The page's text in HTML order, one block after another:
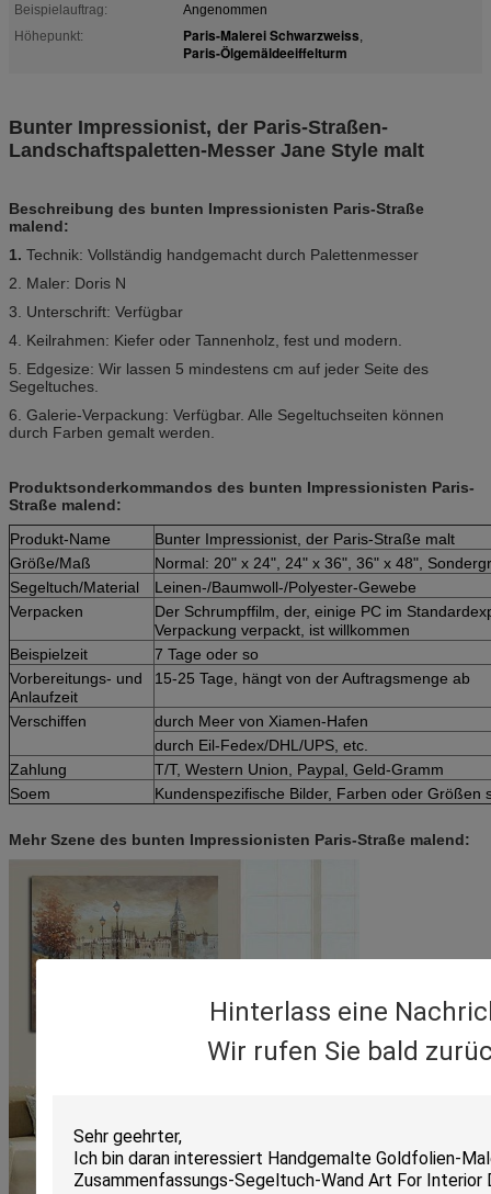
Hinterlass eine
Wir rufen Sie bald
Beispielauftrag:
Angenommen
Höhepunkt:
Paris-Malerei Schwarzweiss,
Paris-Ölgemäldeeiffelturm
Bunter Impressionist, der Paris-Straßen-
Landschaftspaletten-Messer Jane Style malt
Beschreibung des bunten Impressionisten Paris-Straße
malend:
1. Technik: Vollständig handgemacht durch Palettenmesser
2. Maler: Doris N
3. Unterschrift: Verfügbar
4. Keilrahmen: Kiefer oder Tannenholz, fest und modern.
5. Edgesize: Wir lassen 5 mindestens cm auf jeder Seite des
Segeltuches.
6. Galerie-Verpackung: Verfügbar. Alle Segeltuchseiten können
durch Farben gemalt werden.
Produktsonderkommandos des bunten Impressionisten Paris-
Straße malend:
Produkt-Name
Bunter Impressionist, der Paris-Straße malt
Größe/Maß
Normal: 20" x 24", 24" x 36", 36" x 48",
Segeltuch/Material
Leinen-/Baumwoll-/Polyester-Gewebe
Verpacken
Der Schrumpffilm, der, einige PC im
Verpackung verpackt, ist willkommen
Beispielzeit
7 Tage oder so
Vorbereitungs- und
Anlaufzeit
15-25 Tage, hängt von der Auftragsmenge ab
Verschiffen
durch Meer von Xiamen-Hafen
durch Eil-Fedex/DHL/UPS, etc.
Zahlung
T/T, Western Union, Paypal, Geld-Gramm
Soem
Kundenspezifische Bilder, Farben oder Größen
Mehr Szene des bunten Impressionisten Paris-Straße malend: